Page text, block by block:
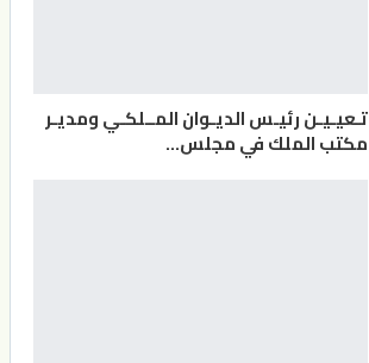
تـعيـيـن رئيـس الديـوان المــلكـي ومديـر
مكتب الملك في مجلس…